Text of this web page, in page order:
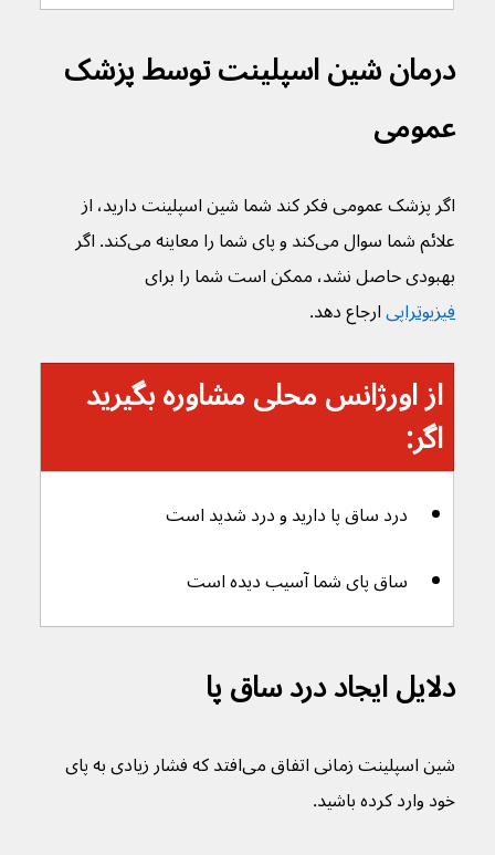
درمان شین اسپلینت توسط پزشک
عمومی
اگر پزشک عمومی فکر کند شما شین اسپلینت دارید، از
علائم شما سوال می‌کند و پای شما را معاینه می‌کند. اگر
بهبودی حاصل نشد، ممکن است شما را برای
فیزیوتراپی ارجاع دهد.
از اورژانس محلی مشاوره بگیرید
اگر:
درد ساق پا دارید و درد شدید است
ساق پای شما آسیب دیده است
دلایل ایجاد درد ساق پا
شین اسپلینت زمانی اتفاق می‌افتد که فشار زیادی به پای
خود وارد کرده باشید.